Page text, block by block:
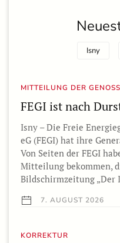
Isny
MITTEILUNG DER
FEGI ist nach
Isny – Die Freie
eG (FEGI) hat ihre
Von Seiten der FEGI
Mitteilung bekommen,
Bildschirmzeitung „Der
7. AUGUST 2026
KORREKTUR